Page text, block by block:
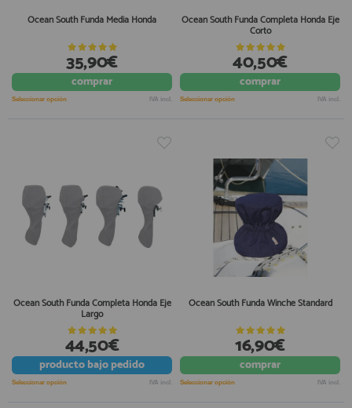
Ocean South Funda Media Honda
35,90€
comprar
Seleccionar opción IVA incl.
Ocean South Funda Completa Honda Eje
Corto
40,50€
comprar
Seleccionar opción IVA incl.
Ocean South Funda Completa Honda Eje
Largo
44,50€
productobajo pedido
Seleccionar opción IVA incl.
Ocean South Funda Winche Standard
16,90€
comprar
Seleccionar opción IVA incl.